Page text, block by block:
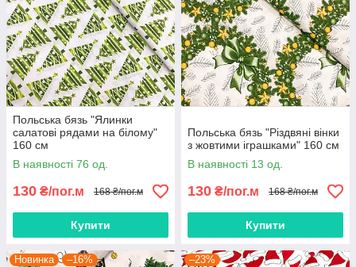
Польська бязь "Ялинки
салатові рядами на білому"
160 см
В наявності 76 од.
130 ₴/пог.м 168 ₴/пог.м
Купити
Польська бязь "Різдвяні вінки
з жовтими іграшками" 160 см
В наявності 13 од.
130 ₴/пог.м 168 ₴/пог.м
Купити
Новинка –16% –23%